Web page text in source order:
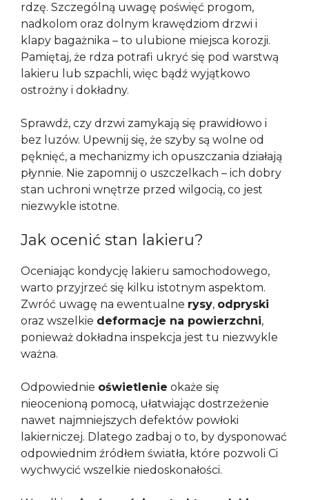
rdzę. Szczególną uwagę poświęć progom,
nadkolom oraz dolnym krawędziom drzwi i
klapy bagażnika – to ulubione miejsca korozji.
Pamiętaj, że rdza potrafi ukryć się pod warstwą
lakieru lub szpachli, więc bądź wyjątkowo
ostrożny i dokładny.
Sprawdź, czy drzwi zamykają się prawidłowo i
bez luzów. Upewnij się, że szyby są wolne od
pęknięć, a mechanizmy ich opuszczania działają
płynnie. Nie zapomnij o uszczelkach – ich dobry
stan uchroni wnętrze przed wilgocią, co jest
niezwykle istotne.
Jak ocenić stan lakieru?
Oceniając kondycję lakieru samochodowego,
warto przyjrzeć się kilku istotnym aspektom.
Zwróć uwagę na ewentualne rysy, odpryski
oraz wszelkie deformacje na powierzchni,
ponieważ dokładna inspekcja jest tu niezwykle
ważna.
Odpowiednie oświetlenie okaże się
nieocenioną pomocą, ułatwiając dostrzeżenie
nawet najmniejszych defektów powłoki
lakierniczej. Dlatego zadbaj o to, by dysponować
odpowiednim źródłem światła, które pozwoli Ci
wychwycić wszelkie niedoskonałości.